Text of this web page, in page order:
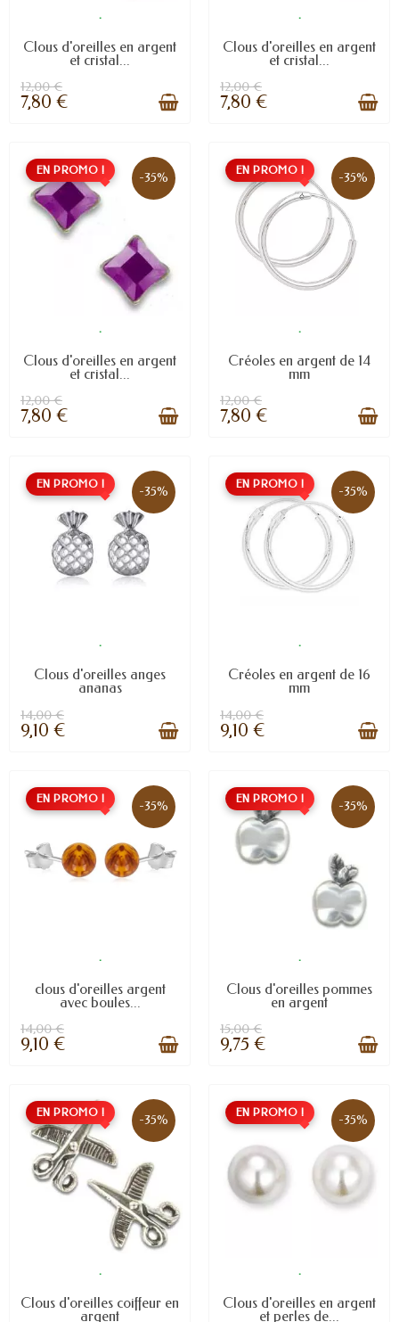
.
Clous d'oreilles en argent
et cristal...
12,00 €
7,80 €
.
Clous d'oreilles en argent
et cristal...
12,00 €
7,80 €
EN PROMO ! -35%
.
Clous d'oreilles en argent
et cristal...
12,00 €
7,80 €
EN PROMO ! -35%
.
Créoles en argent de 14
mm
12,00 €
7,80 €
EN PROMO ! -35%
.
Clous d'oreilles anges
ananas
14,00 €
9,10 €
EN PROMO ! -35%
.
Créoles en argent de 16
mm
14,00 €
9,10 €
EN PROMO ! -35%
.
clous d'oreilles argent
avec boules...
14,00 €
9,10 €
EN PROMO ! -35%
.
Clous d'oreilles pommes
en argent
15,00 €
9,75 €
EN PROMO ! -35%
.
Clous d'oreilles coiffeur en
argent
EN PROMO ! -35%
.
Clous d'oreilles en argent
et perles de...